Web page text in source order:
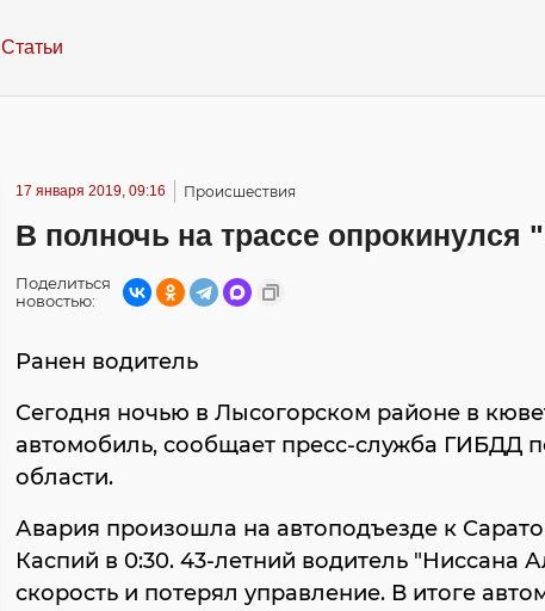
Статьи
17 января 2019, 09:16 Происшествия
В полночь на трассе опрокинулся
Поделиться
новостью:
Ранен водитель
Сегодня ночью в Лысогорском районе в
автомобиль, сообщает пресс-служба ГИБДД
области.
Авария произошла на автоподъезде к
Каспий в 0:30. 43-летний водитель "Ниссана
скорость и потерял управление. В итоге